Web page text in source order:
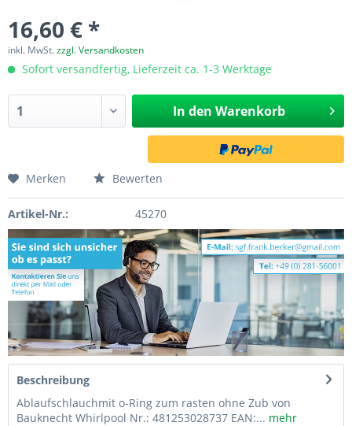
16,60 € *
inkl. MwSt.zzgl. Versandkosten
Sofort versandfertig, Lieferzeit ca. 1-3 Werktage
In den Warenkorb
Merken Bewerten
Artikel-Nr.: 45270
Beschreibung
Ablaufschlauchmit o-Ring zum rasten ohne Zub von
Bauknecht Whirlpool Nr.: 481253028737 EAN:... mehr